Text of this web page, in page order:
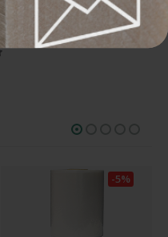
un nº dterminado
-5%